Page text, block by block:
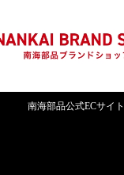
南海部品公式ECサイト